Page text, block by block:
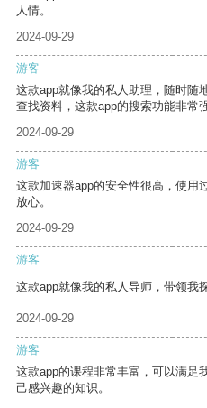
人情。
2024-09-29
游客
这款app就像我的私人助理，随时随
查找资料，这款app的搜索功能非常
2024-09-29
游客
这款加速器app的安全性很高，使用
放心。
2024-09-29
游客
这款app就像我的私人导师，带领我
2024-09-29
游客
这款app的课程非常丰富，可以满足
己感兴趣的知识。